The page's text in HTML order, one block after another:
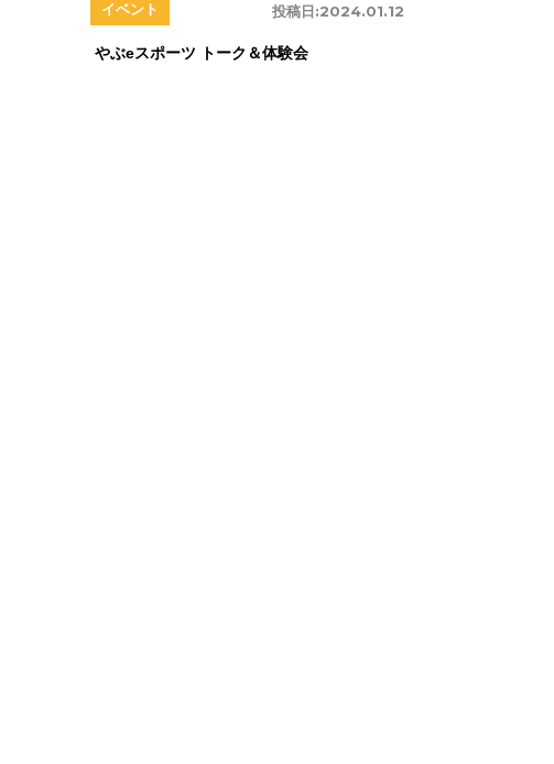
投稿日:2024.01.12
イベント
やぶeスポーツ トーク＆体験会